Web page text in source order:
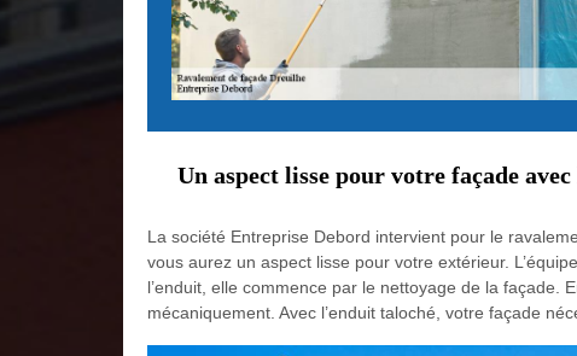
Un aspect lisse pour votre façade
La société Entreprise Debord intervient pour le
vous aurez un aspect lisse pour votre extérieur.
l’enduit, elle commence par le nettoyage de la façade.
mécaniquement. Avec l’enduit taloché, votre façade